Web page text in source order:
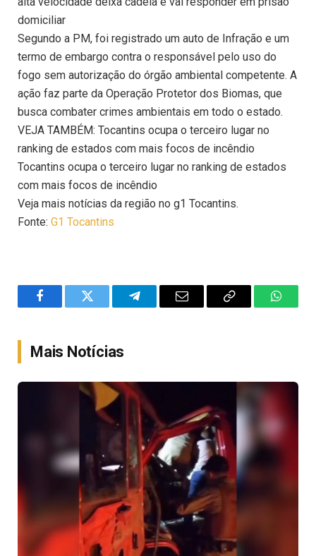
domiciliar
Segundo a PM, foi registrado um auto de Infração e um
termo de embargo contra o responsável pelo uso do
fogo sem autorização do órgão ambiental competente. A
ação faz parte da Operação Protetor dos Biomas, que
busca combater crimes ambientais em todo o estado.
VEJA TAMBÉM: Tocantins ocupa o terceiro lugar no
ranking de estados com mais focos de incêndio
Tocantins ocupa o terceiro lugar no ranking de estados
com mais focos de incêndio
Veja mais notícias da região no g1 Tocantins.
Fonte: G1 Tocantins
FacebookTwitter TelegramEmail
Copy
Mais Notícias